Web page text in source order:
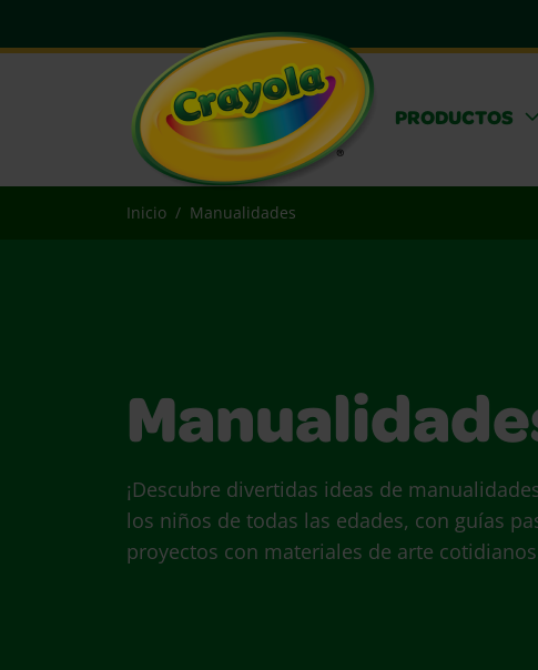
PRODUCTOS
Inicio Manualidades
¡Descubre divertidas ideas de
los niños de todas las edades, con guías
proyectos con materiales de arte